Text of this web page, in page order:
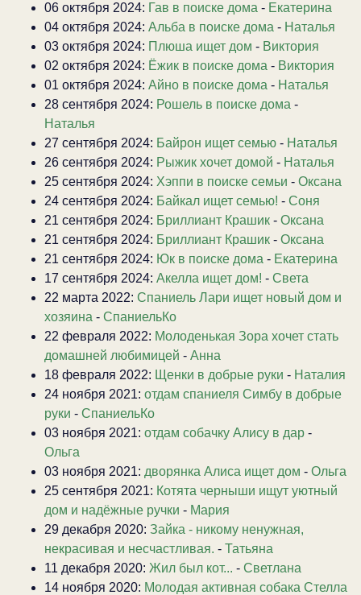
06 октября 2024: Гав в поиске дома - Екатерина
04 октября 2024: Альба в поиске дома - Наталья
03 октября 2024: Плюша ищет дом - Виктория
02 октября 2024: Ёжик в поиске дома - Виктория
01 октября 2024: Айно в поиске дома - Наталья
28 сентября 2024: Рошель в поиске дома -
Наталья
27 сентября 2024: Байрон ищет семью - Наталья
26 сентября 2024: Рыжик хочет домой - Наталья
25 сентября 2024: Хэппи в поиске семьи - Оксана
24 сентября 2024: Байкал ищет семью! - Соня
21 сентября 2024: Бриллиант Крашик - Оксана
21 сентября 2024: Бриллиант Крашик - Оксана
21 сентября 2024: Юк в поиске дома - Екатерина
17 сентября 2024: Акелла ищет дом! - Света
22 марта 2022: Спаниель Лари ищет новый дом и
хозяина - СпаниельКо
22 февраля 2022: Молоденькая Зора хочет стать
домашней любимицей - Анна
18 февраля 2022: Щенки в добрые руки - Наталия
24 ноября 2021: отдам спаниеля Симбу в добрые
руки - СпаниельКо
03 ноября 2021: отдам собачку Алису в дар -
Ольга
03 ноября 2021: дворянка Алиса ищет дом - Ольга
25 сентября 2021: Котята черныши ищут уютный
дом и надёжные ручки - Мария
29 декабря 2020: Зайка - никому ненужная,
некрасивая и несчастливая. - Татьяна
11 декабря 2020: Жил был кот... - Светлана
14 ноября 2020: Молодая активная собака Стелла